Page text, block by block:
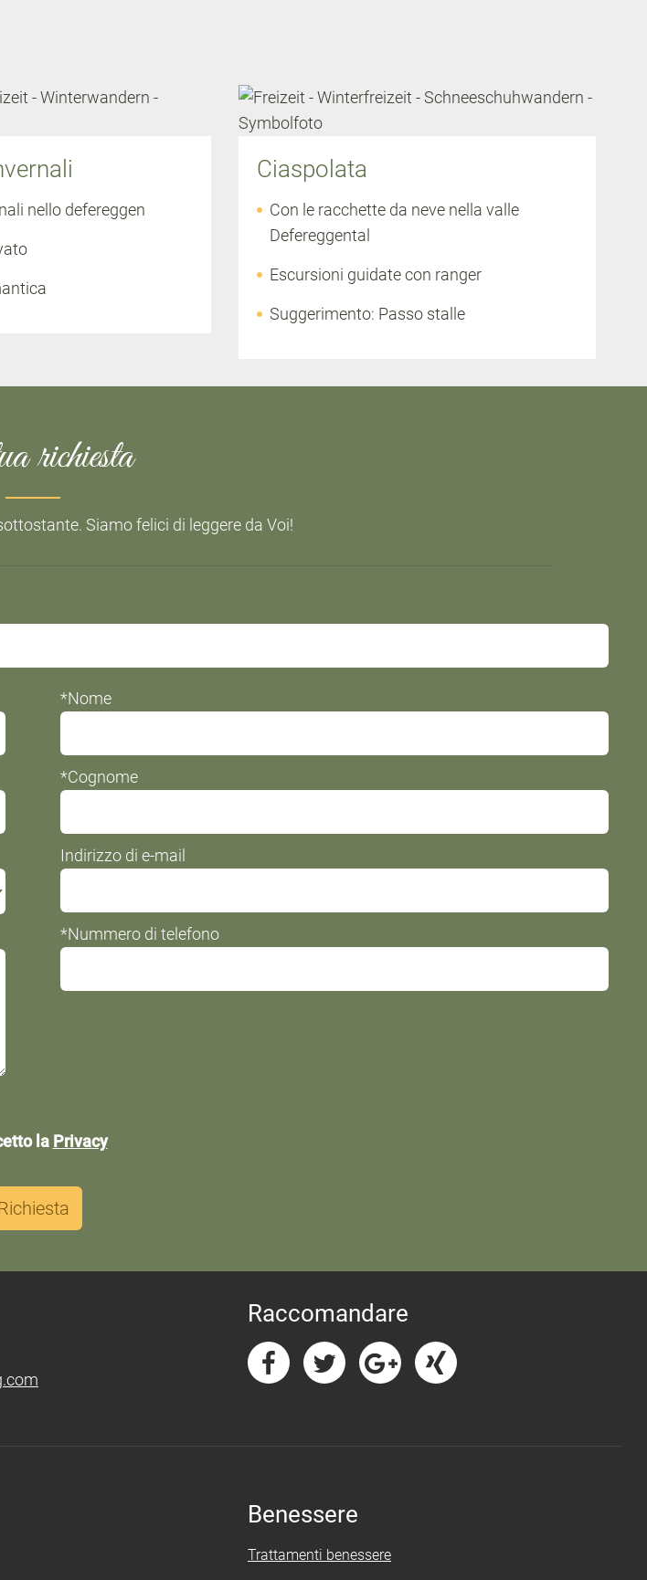
nello defereggen
Ciaspolata
Con le racchette da neve nella valle
Defereggental
Escursioni guidate con ranger
Suggerimento: Passo stalle
richiesta
Siamo felici di leggere da Voi!
*Nome
*Cognome
Indirizzo di e-mail
*Nummero di telefono
*Privacy:
la Privacy
Raccomandare
Benessere
Trattamenti benessere